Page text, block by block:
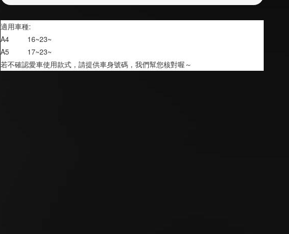
適用車種:
A4         16~23~
A5         17~23~
若不確認愛車使用款式，請提供車身號碼，我們幫您核對喔～